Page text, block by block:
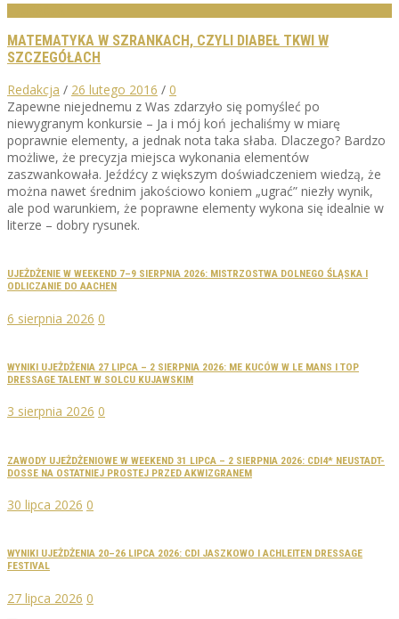
MATEMATYKA W SZRANKACH, CZYLI DIABEŁ TKWI W
SZCZEGÓŁACH
Redakcja / 26 lutego 2016 / 0
Zapewne niejednemu z Was zdarzyło się pomyśleć po
niewygranym konkursie – Ja i mój koń jechaliśmy w miarę
poprawnie elementy, a jednak nota taka słaba. Dlaczego? Bardzo
możliwe, że precyzja miejsca wykonania elementów
zaszwankowała. Jeźdźcy z większym doświadczeniem wiedzą, że
można nawet średnim jakościowo koniem „ugrać” niezły wynik,
ale pod warunkiem, że poprawne elementy wykona się idealnie w
literze – dobry rysunek.
UJEŻDŻENIE W WEEKEND 7–9 SIERPNIA 2026: MISTRZOSTWA DOLNEGO ŚLĄSKA I
ODLICZANIE DO AACHEN
6 sierpnia 2026 0
WYNIKI UJEŻDŻENIA 27 LIPCA – 2 SIERPNIA 2026: ME KUCÓW W LE MANS I TOP
DRESSAGE TALENT W SOLCU KUJAWSKIM
3 sierpnia 2026 0
ZAWODY UJEŻDŻENIOWE W WEEKEND 31 LIPCA – 2 SIERPNIA 2026: CDI4* NEUSTADT-
DOSSE NA OSTATNIEJ PROSTEJ PRZED AKWIZGRANEM
30 lipca 2026 0
WYNIKI UJEŻDŻENIA 20–26 LIPCA 2026: CDI JASZKOWO I ACHLEITEN DRESSAGE
FESTIVAL
27 lipca 2026 0